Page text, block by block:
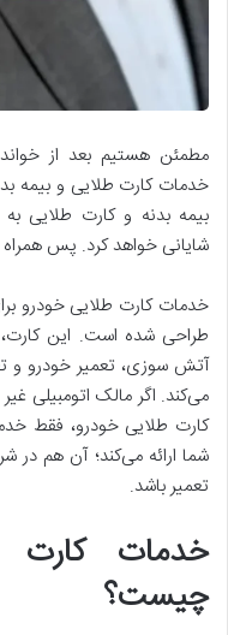
مطمئن هستیم بعد از
خدمات کارت طلایی و بیمه
بیمه بدنه و کارت طلایی
شایانی خواهد کرد. پس همراه
خدمات کارت طلایی خودرو
طراحی شده است. این
آتش سوزی، تعمیر خودرو و
می‌کند. اگر مالک اتومبیلی
کارت طلایی خودرو، فقط
شما ارائه می‌کند؛ آن هم در
تعمیر باشد.
خدمات کارت
چیست؟